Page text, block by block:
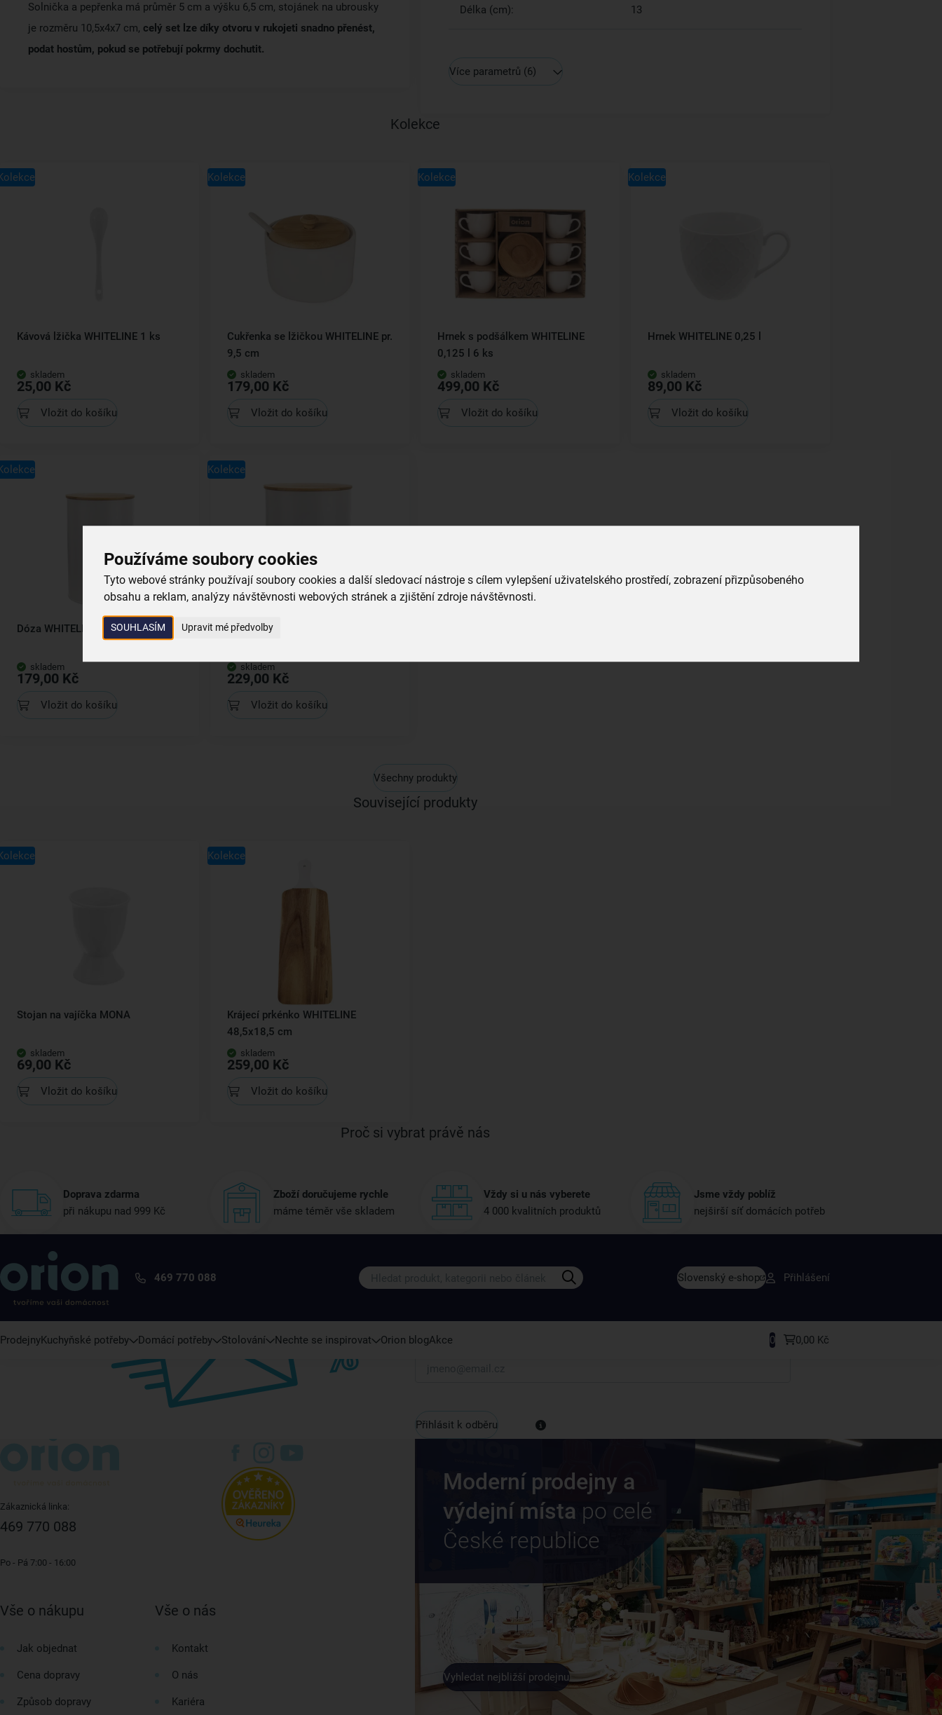
Používáme soubory cookies
Tyto webové stránky používají soubory cookies a další sledovací nástroje s cílem vylepšení uživatelského prostředí, zobrazení přizpůsobeného
obsahu a reklam, analýzy návštěvnosti webových stránek a zjištění zdroje návštěvnosti.
SOUHLASÍM Upravit mé předvolby
Solnička a pepřenka má průměr 5 cm a výšku 6,5 cm, stojánek na ubrousky
je rozměru 10,5x4x7 cm, celý set lze díky otvoru v rukojeti snadno přenést,
podat hostům, pokud se potřebují pokrmy dochutit.
Délka (cm): 13
Více parametrů (6)
Kolekce
Kávová lžička WHITELINE 1 ks
skladem
25,00 Kč
Vložit do košíku
Kolekce
Cukřenka se lžičkou WHITELINE pr.
9,5 cm
skladem
179,00 Kč
Vložit do košíku
Kolekce
Hrnek s podšálkem WHITELINE
0,125 l 6 ks
skladem
499,00 Kč
Vložit do košíku
Kolekce
Hrnek WHITELINE 0,25 l
skladem
89,00 Kč
Vložit do košíku
Dóza WHITELINE pr. 11 cm
skladem
179,00 Kč
Vložit do košíku
Kolekce
Dóza WHITELINE pr. 13 cm
skladem
229,00 Kč
Vložit do košíku
Všechny produkty
Související produkty
Stojan na vajíčka MONA
skladem
69,00 Kč
Vložit do košíku
Kolekce
Krájecí prkénko WHITELINE
48,5x18,5 cm
skladem
259,00 Kč
Vložit do košíku
Proč si vybrat právě nás
Doprava zdarma
při nákupu nad 999 Kč
Zboží doručujeme rychle
máme téměr vše skladem
Vždy si u nás vyberete
4 000 kvalitních produktů
Jsme vždy poblíž
nejširší síť domácích potřeb
469 770 088 Slovenský e-shop Přihlášení
ProdejnyKuchyňské potřeby Domácí potřeby Stolování Nechte se inspirovat Orion blogAkce 0 0,00 Kč
Přihlaste se k odběru našeho newsletteru.
Váš e-mail
Přihlásit k odběru
Moderní prodejny a
výdejní místa po celé
České republice
Vyhledat nejbližší prodejnu
Zákaznická linka:
469 770 088
Po - Pá 7:00 - 16:00
Vše o nákupu
Jak objednat
Cena dopravy
Způsob dopravy
Vše o nás
Kontakt
O nás
Kariéra